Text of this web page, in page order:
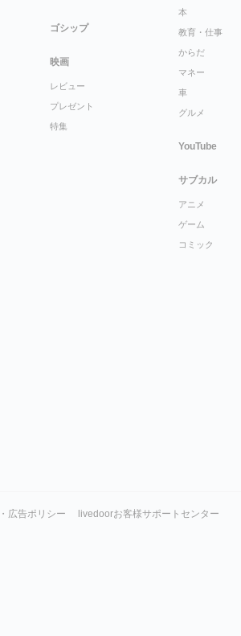
ゴシップ
映画
レビュー
プレゼント
特集
本
教育・仕事
からだ
マネー
車
グルメ
YouTube
サブカル
アニメ
ゲーム
コミック
広告ポリシー livedoorお客様サポートセンター